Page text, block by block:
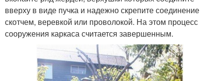
вверху в виде пучка и надежно скрепите соединение
скотчем, веревкой или проволокой. На этом процесс
сооружения каркаса считается завершенным.